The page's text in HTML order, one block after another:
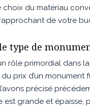
choix du matériau
de votre
type de
rôle primordial dans la
prix d’un monument
précisé
est grande et épaisse,